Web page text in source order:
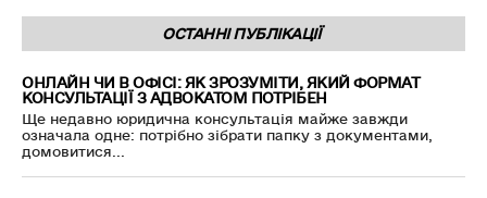
ОСТАННІ ПУБЛІКАЦІЇ
ОНЛАЙН ЧИ В ОФІСІ: ЯК ЗРОЗУМІТИ, ЯКИЙ ФОРМАТ
КОНСУЛЬТАЦІЇ З АДВОКАТОМ ПОТРІБЕН
Ще недавно юридична консультація майже завжди
означала одне: потрібно зібрати папку з документами,
домовитися...